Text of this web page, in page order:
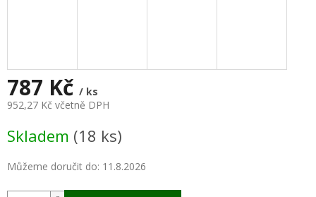
787 Kč / ks
952,27 Kč včetně DPH
cena:
Skladem (18 ks)
Můžeme doručit do: 11.8.2026